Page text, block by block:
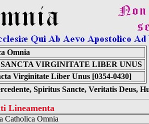
Omnia
VIRGINITATE LIBER UNUS
Virginitate Liber Unus [0354-0430]
Spiritus Sancte, Veritatis Deus,
Lineamenta
Catholica Omnia